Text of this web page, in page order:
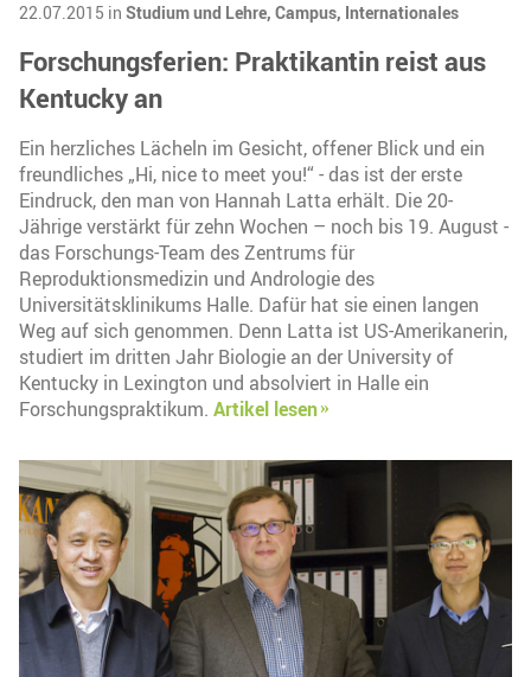
22.07.2015 in Studium und Lehre, Campus, Internationales
Forschungsferien: Praktikantin reist aus
Kentucky an
Ein herzliches Lächeln im Gesicht, offener Blick und ein
freundliches „Hi, nice to meet you!“ - das ist der erste
Eindruck, den man von Hannah Latta erhält. Die 20-
Jährige verstärkt für zehn Wochen – noch bis 19. August -
das Forschungs-Team des Zentrums für
Reproduktionsmedizin und Andrologie des
Universitätsklinikums Halle. Dafür hat sie einen langen
Weg auf sich genommen. Denn Latta ist US-Amerikanerin,
studiert im dritten Jahr Biologie an der University of
Kentucky in Lexington und absolviert in Halle ein
Forschungspraktikum. Artikel lesen